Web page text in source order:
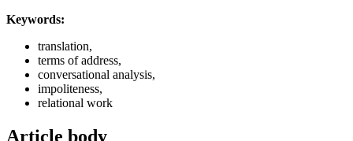
Keywords:
translation,
terms of address,
conversational analysis,
impoliteness,
relational work
Article body